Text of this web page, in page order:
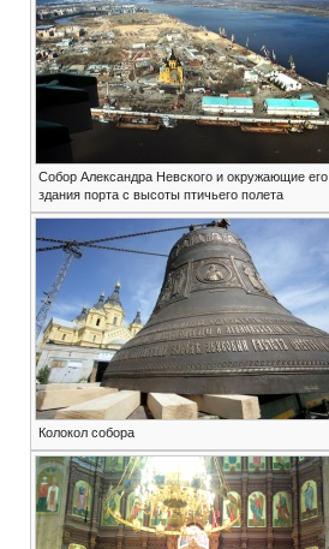
Собор Александра Невского и окружающие его
здания порта с высоты птичьего полета
Колокол собора